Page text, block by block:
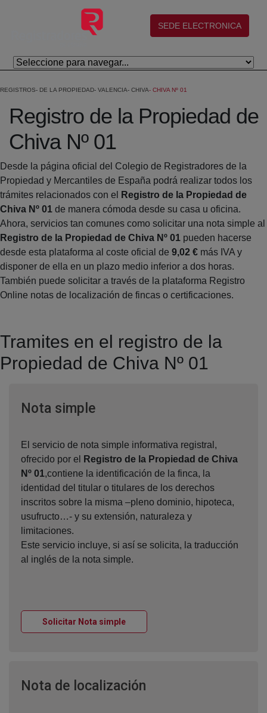
Salta al contingut principal
(abre en nueva ventana)
SEDE ELECTRONICA
REGISTROS DE LA PROPIEDAD VALENCIA CHIVA CHIVA Nº 01
Registro de la Propiedad de
Chiva Nº 01
Desde la página oficial del Colegio de Registradores de la
Propiedad y Mercantiles de España podrá realizar todos los
trámites relacionados con el
Registro de la Propiedad de
Chiva Nº 01 de manera cómoda desde su casa u oficina.
Ahora, servicios tan comunes como solicitar una nota simple al
Registro de la Propiedad de Chiva Nº 01 pueden hacerse
desde esta plataforma al coste oficial de 9,02 € más IVA y
disponer de ella en un plazo medio inferior a dos horas.
También puede solicitar a través de la plataforma Registro
Online notas de localización de fincas o certificaciones.
Tramites en el registro de la
Propiedad de Chiva Nº 01
Nota simpleVentana nueva
El servicio de nota simple informativa registral,
ofrecido por el
Registro de la Propiedad de Chiva
Nº 01,contiene la identificación de la finca, la
identidad del titular o titulares de los derechos
inscritos sobre la misma –pleno dominio, hipoteca,
usufructo…- y su extensión, naturaleza y
limitaciones.
Este servicio incluye, si así se solicita, la traducción
al inglés de la nota simple.
Solicitar Nota simpleVentana nueva
Nota de localización